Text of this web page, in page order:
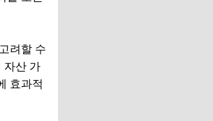
려할 수
자산 가
효과적